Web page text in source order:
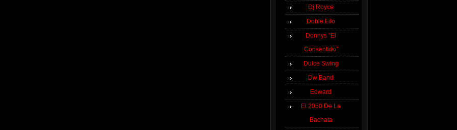
Dj Royce
Doble Filo
Donnys ''El
Consentido''
Dulce Swing
Dw Band
Edward
El 2050 De La
Bachata